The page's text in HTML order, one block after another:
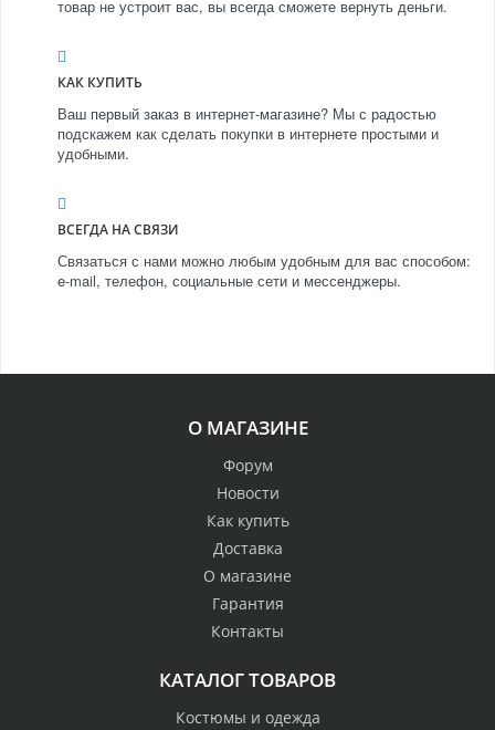
товар не устроит вас, вы всегда сможете вернуть деньги.
КАК КУПИТЬ
Ваш первый заказ в интернет-магазине? Мы с радостью
подскажем как сделать покупки в интернете простыми и
удобными.
ВСЕГДА НА СВЯЗИ
Связаться с нами можно любым удобным для вас способом:
e-mail, телефон, социальные сети и мессенджеры.
О МАГАЗИНЕ
Форум
Новости
Как купить
Доставка
О магазине
Гарантия
Контакты
КАТАЛОГ ТОВАРОВ
Костюмы и одежда